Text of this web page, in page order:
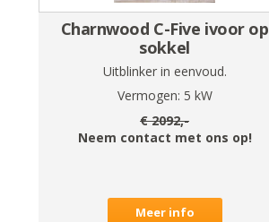
Charnwood C-Five ivoor op
sokkel
Uitblinker in eenvoud.
Vermogen: 5 kW
€2092,-
Neem contact met ons op!
Meer info